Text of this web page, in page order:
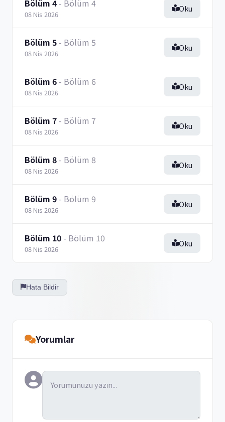
Bölüm 4 - Bölüm 4
08 Nis 2026
Oku
Bölüm 5 - Bölüm 5
08 Nis 2026
Oku
Bölüm 6 - Bölüm 6
08 Nis 2026
Oku
Bölüm 7 - Bölüm 7
08 Nis 2026
Oku
Bölüm 8 - Bölüm 8
08 Nis 2026
Oku
Bölüm 9 - Bölüm 9
08 Nis 2026
Oku
Bölüm 10 - Bölüm 10
08 Nis 2026
Oku
Hata Bildir
Yorumlar